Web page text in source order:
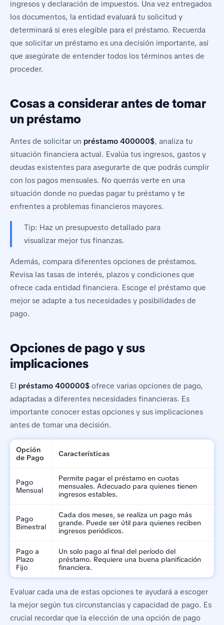
ingresos y declaración de impuestos. Una vez entregados
los documentos, la entidad evaluará tu solicitud y
determinará si eres elegible para el préstamo. Recuerda
que solicitar un préstamo es una decisión importante, así
que asegúrate de entender todos los términos antes de
proceder.
Cosas a considerar antes de tomar
un préstamo
Antes de solicitar un préstamo 400000$, analiza tu
situación financiera actual. Evalúa tus ingresos, gastos y
deudas existentes para asegurarte de que podrás cumplir
con los pagos mensuales. No querrás verte en una
situación donde no puedas pagar tu préstamo y te
enfrentes a problemas financieros mayores.
Tip: Haz un presupuesto detallado para
visualizar mejor tus finanzas.
Además, compara diferentes opciones de préstamos.
Revisa las tasas de interés, plazos y condiciones que
ofrece cada entidad financiera. Escoge el préstamo que
mejor se adapte a tus necesidades y posibilidades de
pago.
Opciones de pago y sus
implicaciones
El préstamo 400000$ ofrece varias opciones de pago,
adaptadas a diferentes necesidades financieras. Es
importante conocer estas opciones y sus implicaciones
antes de tomar una decisión.
Opción
de Pago
Características
Pago
Mensual
Permite pagar el préstamo en cuotas
mensuales. Adecuado para quienes tienen
ingresos estables.
Pago
Bimestral
Cada dos meses, se realiza un pago más
grande. Puede ser útil para quienes reciben
ingresos periódicos.
Pago a
Plazo
Fijo
Un solo pago al final del período del
préstamo. Requiere una buena planificación
financiera.
Evaluar cada una de estas opciones te ayudará a escoger
la mejor según tus circunstancias y capacidad de pago. Es
crucial recordar que la elección de una opción de pago